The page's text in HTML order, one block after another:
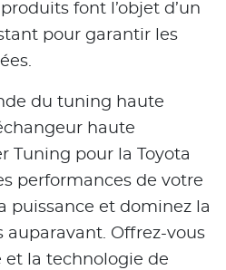
font l’objet d’un
pour garantir les
du tuning haute
haute
Tuning pour la Toyota
performances de votre
puissance et dominez la
Offrez-vous
et la technologie de